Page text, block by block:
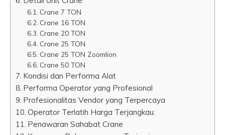
Crane 7 TON
Crane 16 TON
Crane 20 TON
Crane 25 TON
Crane 25 TON Zoomlion
Crane 50 TON
Kondisi dan Performa Alat
Performa Operator yang Profesional
Profesionalitas Vendor yang Terpercaya
Operator Terlatih Harga Terjangkau:
Penawaran Sahabat Crane